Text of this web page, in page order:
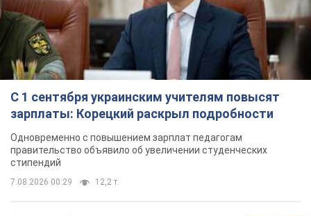
С 1 сентября украинским учителям повысят
зарплаты: Корецкий раскрыл подробности
Одновременно с повышением зарплат педагогам
правительство объявило об увеличении студенческих
стипендий
7.08.2026 00:29 12,2 т.